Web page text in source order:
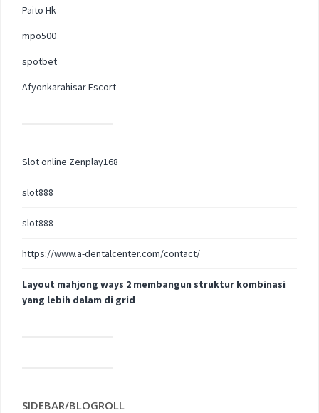
Paito Hk
mpo500
spotbet
Afyonkarahisar Escort
Slot online Zenplay168
slot888
slot888
https://www.a-dentalcenter.com/contact/
Layout mahjong ways 2 membangun struktur kombinasi
yang lebih dalam di grid
SIDEBAR/BLOGROLL